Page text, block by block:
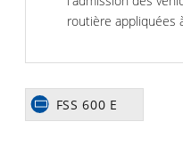
routière appliquées
FSS 600 E